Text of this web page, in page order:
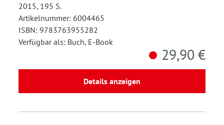
2015, 195 S.
Artikelnummer: 6004465
ISBN: 9783763955282
Verfügbar als: Buch, E-Book
29,90 €
Details anzeigen